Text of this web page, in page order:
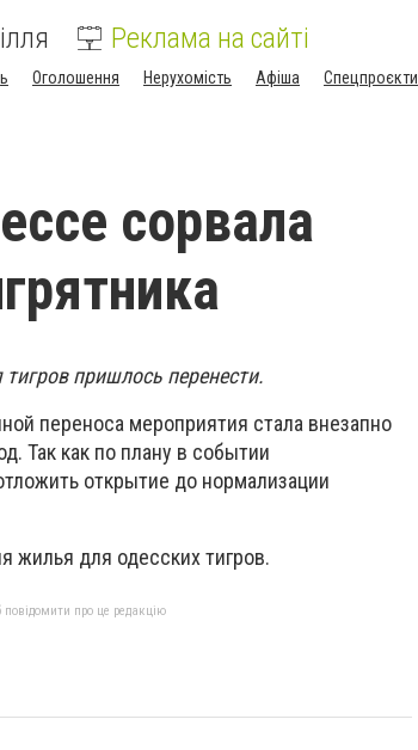
Реклама на сайті
Оголошення Нерухомість Афіша Спецпроєкти
сорвала
пришлось перенести.
переноса мероприятия стала внезапно
Так как по плану в событии
открытие до нормализации
жилья для одесских тигров.
про це редакцію